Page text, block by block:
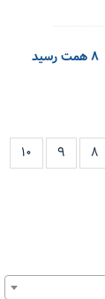
۸ ۹ ۱۰